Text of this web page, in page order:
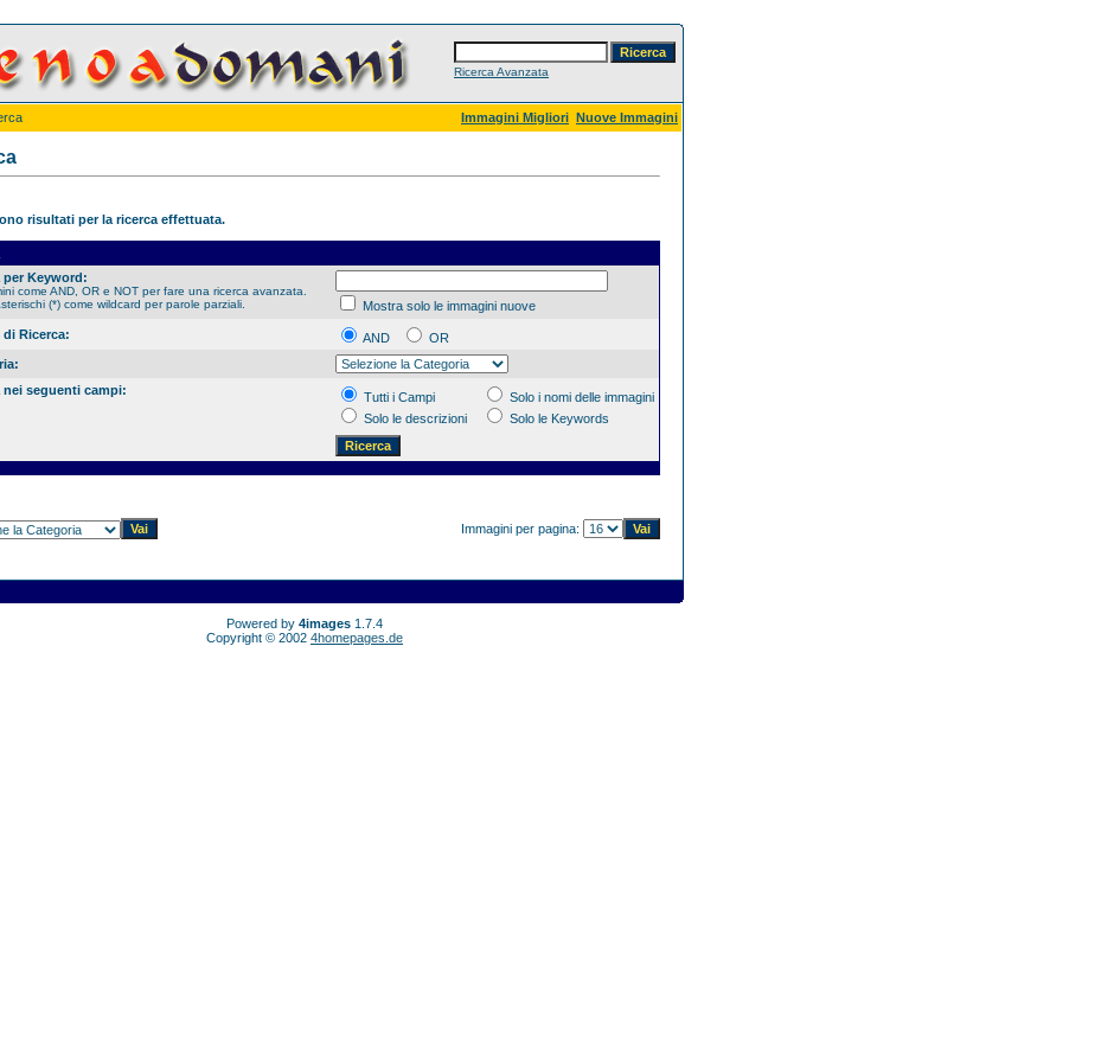
Ricerca Avanzata
Immagini Migliori Nuove Immagini
risultati per la ricerca effettuata.
per Keyword:
come AND, OR e NOT per fare una ricerca avanzata.
(*) come wildcard per parole parziali.
Mostra solo le immagini nuove
di Ricerca:
AND
OR
nei seguenti campi:
Tutti i Campi
Solo i nomi delle immagini
Solo le descrizioni
Solo le Keywords
Immagini per pagina:
Powered by 4images 1.7.4
Copyright © 2002 4homepages.de